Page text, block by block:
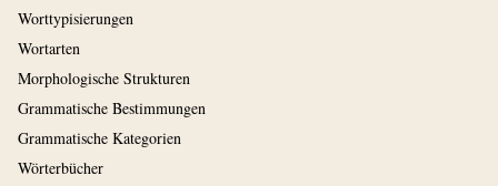
Worttypisierungen
Wortarten
Morphologische Strukturen
Grammatische Bestimmungen
Grammatische Kategorien
Wörterbücher